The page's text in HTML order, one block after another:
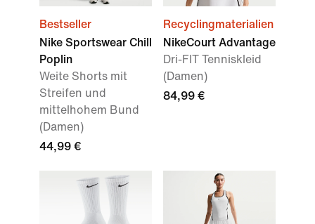
Bestseller
Nike Sportswear Chill
Poplin
Weite Shorts mit
Streifen und
mittelhohem Bund
(Damen)
44,99 €
Recyclingmaterialien
NikeCourt Advantage
Dri-FIT Tenniskleid
(Damen)
84,99 €